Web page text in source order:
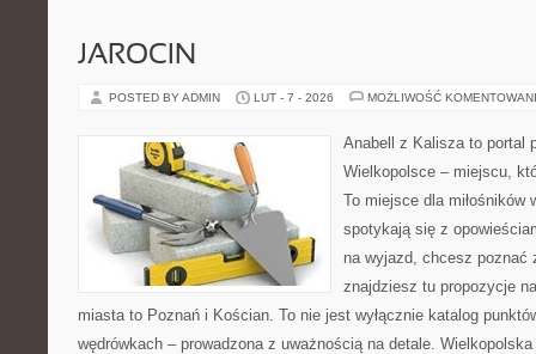
JAROCIN
POSTED BY ADMIN LUT - 7 - 2026 MOŻLIWOŚĆ
Anabell z Kalisza to portal
Wielkopolsce – miejscu,
To miejsce dla miłośników
spotykają się z
na wyjazd, chcesz poznać
znajdziesz tu propozycje
miasta to Poznań i Kościan. To nie jest wyłącznie katalog
wędrówkach – prowadzona z uważnością na detale.